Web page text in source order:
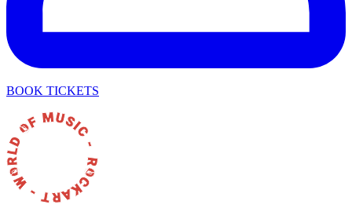
BOOK TICKETS